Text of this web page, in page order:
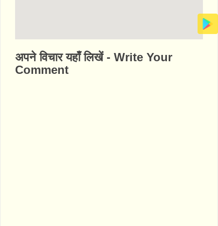
krishna-temple-dallas-usa
अपने विचार यहाँ लिखें - Write Your
Comment